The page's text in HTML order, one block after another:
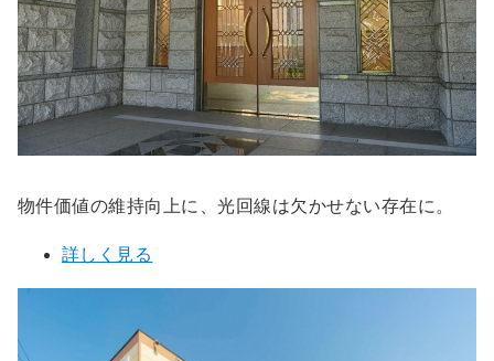
物件価値の維持向上に、光回線は欠かせない存在に。
詳しく見る